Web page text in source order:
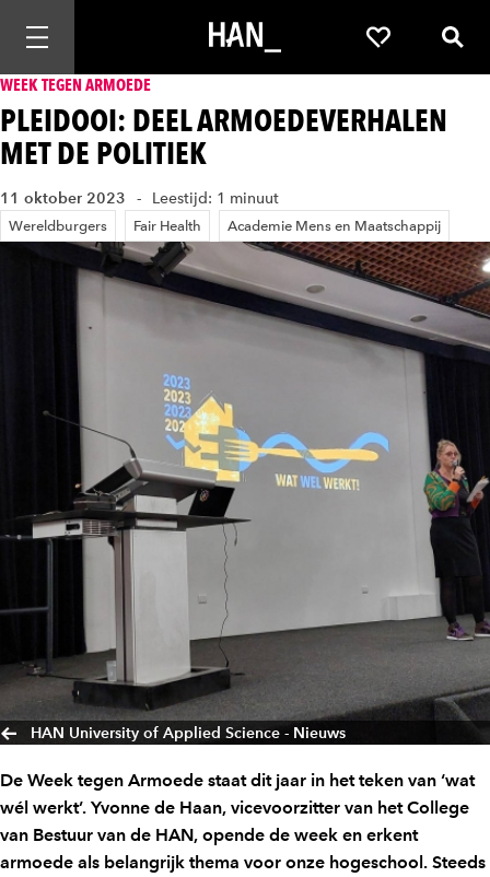
Mobiele navigatie openen Favorieten
WEEK TEGEN ARMOEDE
PLEIDOOI: DEEL ARMOEDEVERHALEN
MET DE POLITIEK
11 oktober 2023 Leestijd: 1 minuut
Wereldburgers Fair Health Academie Mens en Maatschappij
HAN University of Applied Science - Nieuws
De Week tegen Armoede staat dit jaar in het teken van ‘wat
wél werkt’. Yvonne de Haan, vicevoorzitter van het College
van Bestuur van de HAN, opende de week en erkent
armoede als belangrijk thema voor onze hogeschool. Steeds